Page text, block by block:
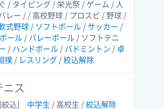
/ タイピング / 栄光祭 / ゲーム / 人
レー / / 高校野球 / プロスピ / 野球 /
式野球 / ソフトボール / サッカー /
ール / バレーボール / ソフトテニ
/ ハンドボール / バドミントン / 卓
撲 / レスリング / 絞込解除
ニス
絞込] 中学生 / 高校生 / 絞込解除